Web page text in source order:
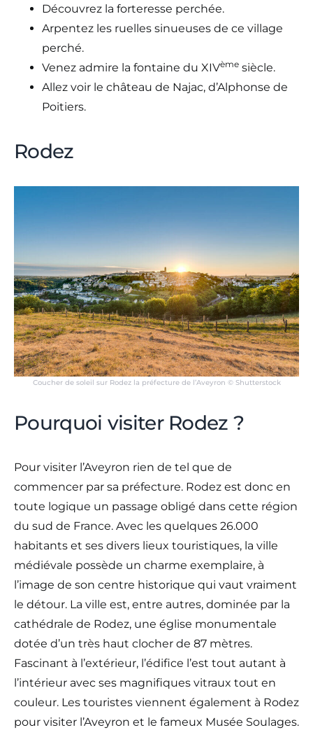
Découvrez la forteresse perchée.
Arpentez les ruelles sinueuses de ce village
perché.
Venez admire la fontaine du XIVème siècle.
Allez voir le château de Najac, d’Alphonse de
Poitiers.
Rodez
Coucher de soleil sur Rodez la préfecture de l’Aveyron © Shutterstock
Pourquoi visiter Rodez ?
Pour visiter l’Aveyron rien de tel que de
commencer par sa préfecture. Rodez est donc en
toute logique un passage obligé dans cette région
du sud de France. Avec les quelques 26.000
habitants et ses divers lieux touristiques, la ville
médiévale possède un charme exemplaire, à
l’image de son centre historique qui vaut vraiment
le détour. La ville est, entre autres, dominée par la
cathédrale de Rodez, une église monumentale
dotée d’un très haut clocher de 87 mètres.
Fascinant à l’extérieur, l’édifice l’est tout autant à
l’intérieur avec ses magnifiques vitraux tout en
couleur. Les touristes viennent également à Rodez
pour visiter l’Aveyron et le fameux Musée Soulages.